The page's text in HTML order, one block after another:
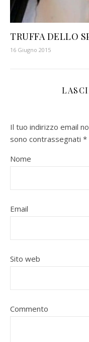
TRUFFA DELLO
16 Giugno 2015
Il tuo indirizzo email
sono contrassegnati *
Nome
Email
Sito web
Commento